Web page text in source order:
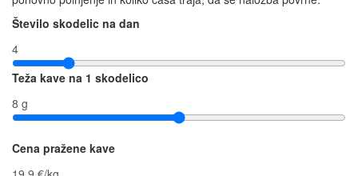
Število skodelic na dan
4
Teža kave na 1 skodelico
8 g
Cena pražene kave